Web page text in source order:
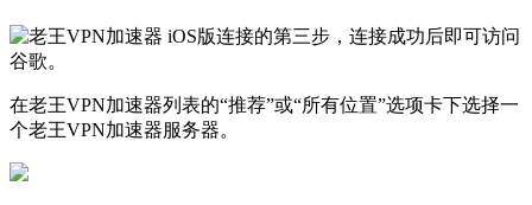
在老王VPN加速器列表的“推荐”或“所有位置”选项卡下选择一
个老王VPN加速器服务器。